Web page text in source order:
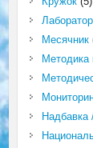
Месячник
Методика
Надбавка